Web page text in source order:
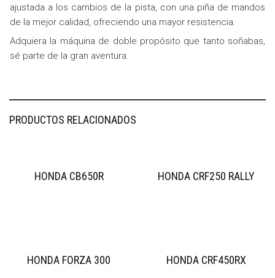
ajustada a los cambios de la pista, con una piña de mandos
de la mejor calidad, ofreciendo una mayor resistencia.
Adquiera la máquina de doble propósito que tanto soñabas,
sé parte de la gran aventura.
PRODUCTOS RELACIONADOS
HONDA CB650R HONDA CRF250 RALLY
HONDA FORZA 300 HONDA CRF450RX